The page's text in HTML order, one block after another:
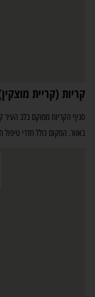
קריות (קריית
סניף הקריות ממוקם בלב העיר
באזור. המקום כולל חדרי טיפול